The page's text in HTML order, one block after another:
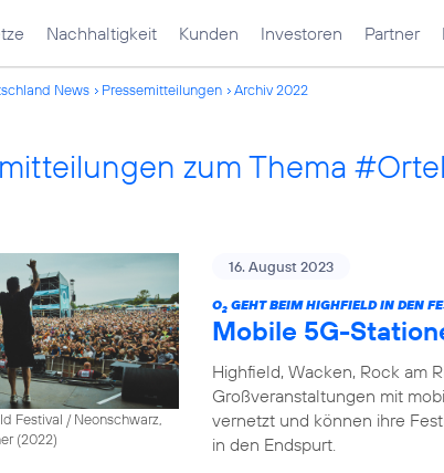
Nachhaltigkeit Kunden Investoren Partner
News Pressemitteilungen Archiv 2022
zum Thema
Festival / Neonschwarz,
(2022)
16. August 2023
O2 GEHT BEIM HIGHFIELD IN DEN
Mobile 5G-
Highfield, Wacken, Rock am
Großveranstaltungen mit
vernetzt und können ihre
in den Endspurt.